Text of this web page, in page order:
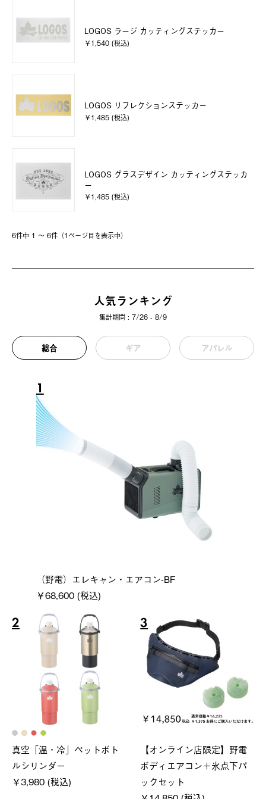
LOGOS ラージ カッティングステッカー
￥1,540 (税込)
LOGOS リフレクションステッカー
￥1,485 (税込)
LOGOS グラスデザイン カッティングステッカ
ー
￥1,485 (税込)
6件中 1 〜 6件（1ページ⽬を表⽰中）
人気ランキング
集計期間 : 7/26 - 8/9
総合 ギア アパレル
1
（野電）エレキャン・エアコン-BF
￥68,600 (税込)
2
真空「温・冷」ペットボト
ルシリンダー
￥3,980 (税込)
3
【オンライン店限定】野電
ボディエアコン＋氷点下パ
ックセット